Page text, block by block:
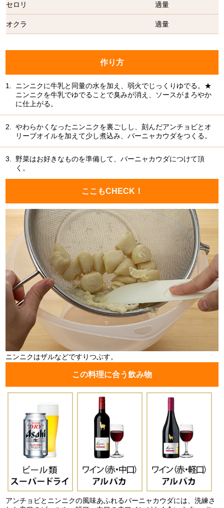
セロリ 適量
オクラ 適量
作り方
1.
ニンニクに牛乳と同量の水を加え、弱火でじっくりゆでる。★
ニンニクを牛乳でゆでることで臭みが消え、ソースがまろやか
に仕上がる。
2.
やわらかくなったニンニクを裏ごしし、刻んだアンチョビとオ
リーブオイルを加えて少し煮込み、バーニャカウダをつくる。
3.
野菜はお好きなものを準備して、バーニャカウダにつけて頂
く。
ここもCHECK！
ニンニクはザルなどですりつぶす。
この料理に合う飲み物
アンチョビとニンニクの風味あふれるバーニャカウダには、洗練さ